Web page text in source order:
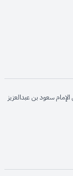
opens in
سعود بن عبدالعزيز